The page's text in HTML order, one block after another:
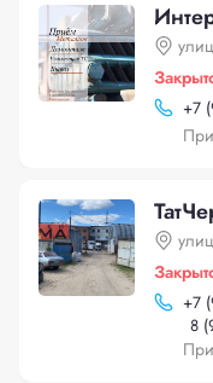
+7
+7
8